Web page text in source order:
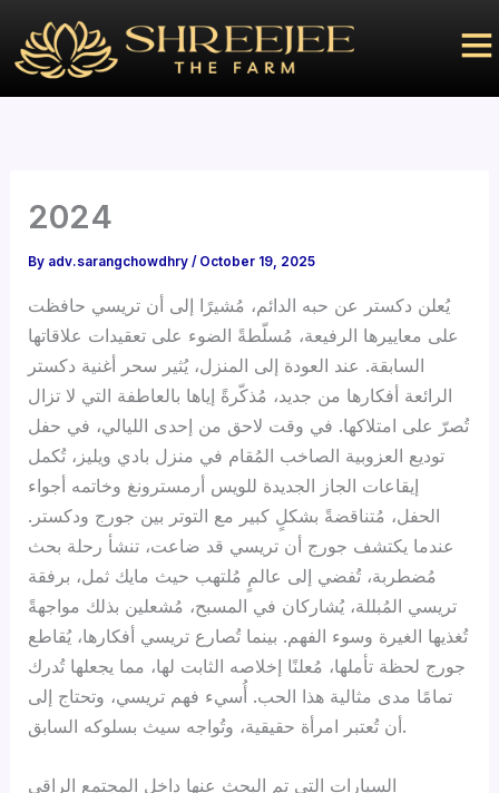
content
2024
By adv.sarangchowdhry/ October 19, 2025
يُعلن دكستر عن حبه الدائم، مُشيرًا إلى أن تريسي حافظت
على معاييرها الرفيعة، مُسلّطةً الضوء على تعقيدات علاقاتها
السابقة. عند العودة إلى المنزل، يُثير سحر أغنية دكستر
الرائعة أفكارها من جديد، مُذكّرةً إياها بالعاطفة التي لا تزال
تُصرّ على امتلاكها. في وقت لاحق من إحدى الليالي، في حفل
توديع العزوبية الصاخب المُقام في منزل بادي ويليز، تُكمل
إيقاعات الجاز الجديدة للويس أرمسترونغ وخاتمه أجواء
الحفل، مُتناقضةً بشكلٍ كبير مع التوتر بين جورج ودكستر.
عندما يكتشف جورج أن تريسي قد ضاعت، تنشأ رحلة بحث
مُضطربة، تُفضي إلى عالمٍ مُلتهب حيث مايك ثمل، برفقة
تريسي المُبللة، يُشاركان في المسبح، مُشعلين بذلك مواجهةً
تُغذيها الغيرة وسوء الفهم. بينما تُصارع تريسي أفكارها، يُقاطع
جورج لحظة تأملها، مُعلنًا إخلاصه الثابت لها، مما يجعلها تُدرك
تمامًا مدى مثالية هذا الحب. أُسيء فهم تريسي، وتحتاج إلى
أن تُعتبر امرأة حقيقية، وتُواجه سيث بسلوكه السابق.
السيارات التي تم البحث عنها داخل المجتمع الراقي